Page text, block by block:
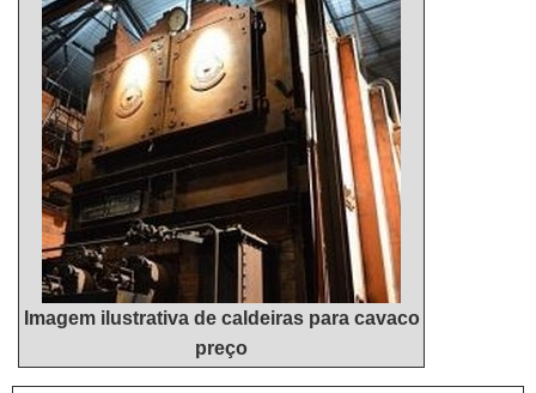
Imagem ilustrativa de caldeiras para cavaco
preço